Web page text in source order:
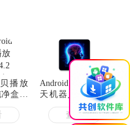
播放
盒子
Android My AI聊
天机器人 v2.15解
锁专业版
查看